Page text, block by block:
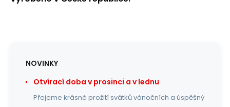
NOVINKY
Otvírací doba v prosinci a v lednu
Přejeme krásné prožití svátků vánočních a úspěšný